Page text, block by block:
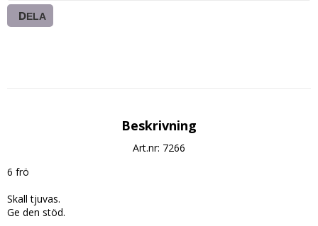
DELA
Beskrivning
Art.nr: 7266
6 frö
Skall tjuvas.
Ge den stöd.